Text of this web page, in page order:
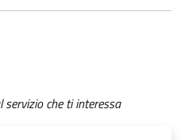
servizio che ti interessa